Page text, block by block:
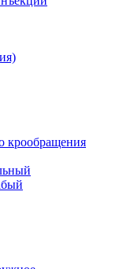
крообращения